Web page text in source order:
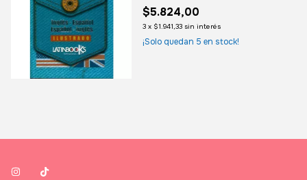
$5.824,00
3 x $1.941,33 sin interés
¡Solo quedan 5 en stock!